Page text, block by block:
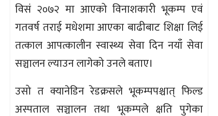
विसं २०७२ मा आएको विनाशकारी भूकम्प एवं
गतवर्ष तराई मधेशमा आएका बाढीबाट शिक्षा लिई
तत्काल आपत्कालीन स्वास्थ्य सेवा दिन नयाँ सेवा
सञ्चालन ल्याउन लागेको उनले बताए।
उसो त क्यानेडिन रेडक्रसले भूकम्पपश्चात् फिल्ड
अस्पताल सञ्चालन तथा भूकम्पले क्षति पुगेका